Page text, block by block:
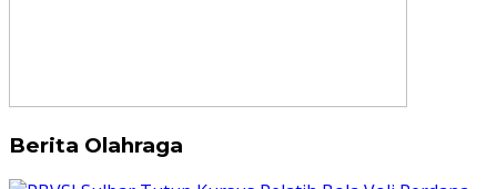
Berita Olahraga